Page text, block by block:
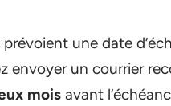
une date
envoyer un courrier
mois avant